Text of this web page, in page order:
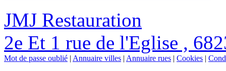
JMJ Restauration
2e Et 1 rue de l'Eglise ,
Mot de passe oublié | Annuaire villes | Annuaire rues | Cookies |